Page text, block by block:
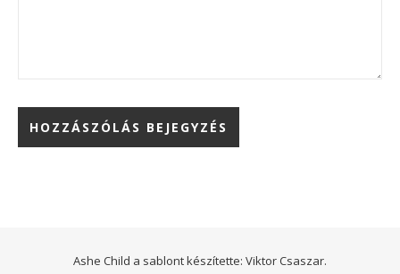
Ashe Child a sablont készítette: Viktor Csaszar.